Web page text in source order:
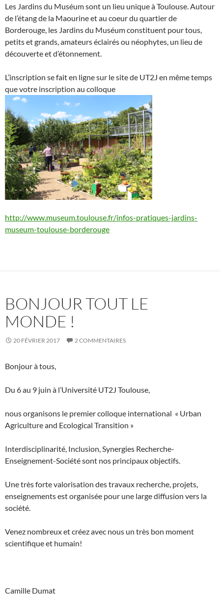
Les Jardins du Muséum sont un lieu unique à Toulouse. Autour
de l’étang de la Maourine et au coeur du quartier de
Borderouge, les Jardins du Muséum constituent pour tous,
petits et grands, amateurs éclairés ou néophytes, un lieu de
découverte et d’étonnement.
L’inscription se fait en ligne sur le site de UT2J en même temps
que votre inscription au colloque
http://www.museum.toulouse.fr/infos-pratiques-jardins-
museum-toulouse-borderouge
BONJOUR TOUT LE
MONDE !
20 FÉVRIER 2017 2 COMMENTAIRES
Bonjour à tous,
Du 6 au 9 juin à l’Université UT2J Toulouse,
nous organisons le premier colloque international « Urban
Agriculture and Ecological Transition »
Interdisciplinarité, Inclusion, Synergies Recherche-
Enseignement-Société sont nos principaux objectifs.
Une très forte valorisation des travaux recherche, projets,
enseignements est organisée pour une large diffusion vers la
société.
Venez nombreux et créez avec nous un très bon moment
scientifique et humain!
Camille Dumat